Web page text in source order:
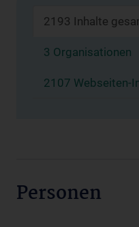
2193 Inhalte
3 Organisationen
2107 Webseiten-
Personen